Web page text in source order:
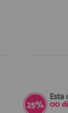
25%
Esta
00